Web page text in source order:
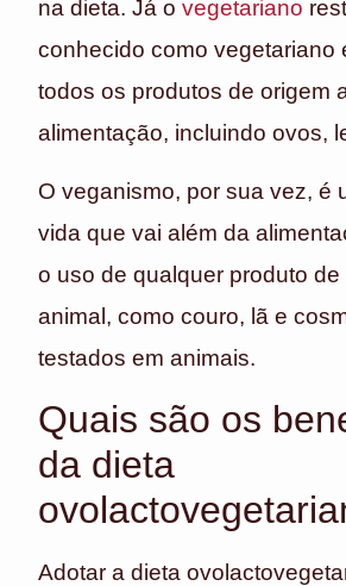
na dieta. Já o vegetariano
conhecido como vegetariano
todos os produtos de origem
alimentação, incluindo ovos,
O veganismo, por sua vez, é
vida que vai além da
o uso de qualquer produto de
animal, como couro, lã e
testados em animais.
Quais são os
da dieta
Adotar a dieta